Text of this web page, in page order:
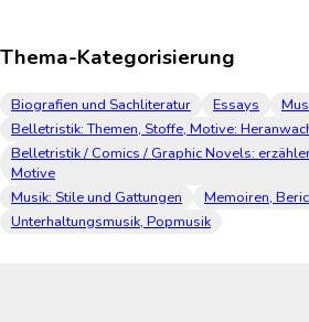
Thema-Kategorisierung
Biografien und Sachliteratur Essays
Belletristik: Themen, Stoffe, Motive:
Belletristik / Comics / Graphic Novels:
Motive
Musik: Stile und Gattungen
Memoiren,
Unterhaltungsmusik, Popmusik